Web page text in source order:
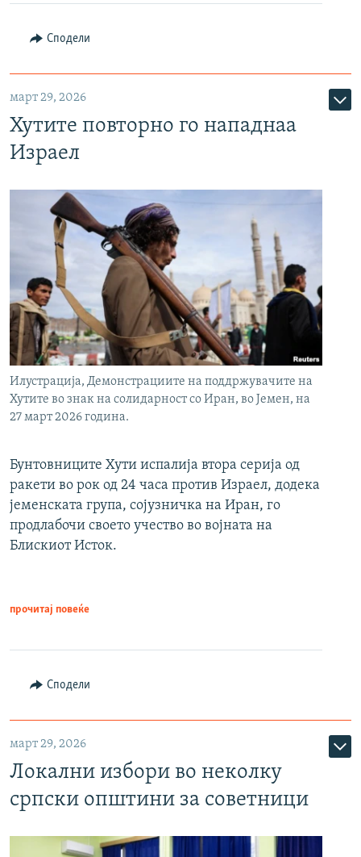
Сподели
март 29, 2026
Хутите повторно го нападнаа
Израел
Илустрација, Демонстрациите на поддржувачите на
Хутите во знак на солидарност со Иран, во Јемен, на
27 март 2026 година.
Бунтовниците Хути испалија втора серија од
ракети во рок од 24 часа против Израел, додека
јеменската група, сојузничка на Иран, го
продлабочи своето учество во војната на
Блискиот Исток.
прочитај повеќе
Сподели
март 29, 2026
Локални избори во неколку
српски општини за советници